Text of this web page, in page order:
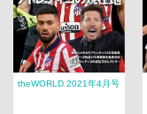
theWORLD 2021年4月号